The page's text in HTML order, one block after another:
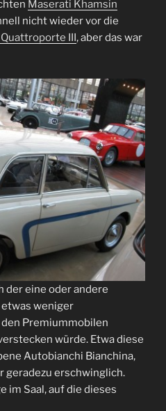
Maserati Khamsin
nicht wieder vor die
III, aber das war
der eine oder andere
weniger
Premiummobilen
würde. Etwa diese
Autobianchi Bianchina,
geradezu erschwinglich.
im Saal, auf die dieses